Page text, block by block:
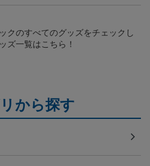
クのすべてのグッズをチェックし
ズ一覧はこちら！
から探す